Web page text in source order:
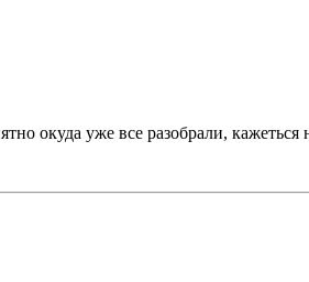
окуда уже все разобрали,